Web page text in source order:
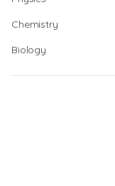
Chemistry
Biology